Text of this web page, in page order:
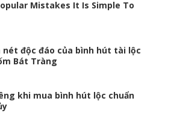
Mistakes It Is Simple To
nét độc đáo của bình hút tài lộc
Bát Tràng
khi mua bình hút lộc chuẩn